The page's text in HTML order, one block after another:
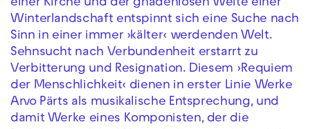
einer Kirche und der gnadenlosen Weite einer
Winterlandschaft entspinnt sich eine Suche nach
Sinn in einer immer ›kälter‹ werdenden Welt.
Sehnsucht nach Verbundenheit erstarrt zu
Verbitterung und Resignation. Diesem ›Requiem
der Menschlichkeit‹ dienen in erster Linie Werke
Arvo Pärts als musikalische Entsprechung, und
damit Werke eines Komponisten, der die